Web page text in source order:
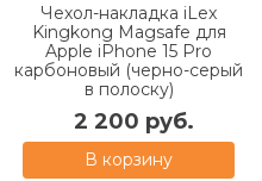
Чехол-накладка iLex
Kingkong Magsafe для
Apple iPhone 15 Pro
карбоновый (черно-серый
в полоску)
2 200 руб.
В корзину